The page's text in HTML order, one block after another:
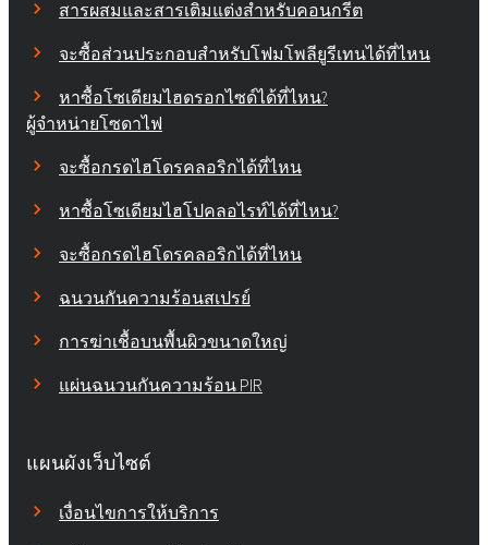
สารผสมและสารเติมแต่งสำหรับคอนกรีต
จะซื้อส่วนประกอบสำหรับโฟมโพลียูรีเทนได้ที่ไหน
หาซื้อโซเดียมไฮดรอกไซด์ได้ที่ไหน?
ผู้จำหน่ายโซดาไฟ
จะซื้อกรดไฮโดรคลอริกได้ที่ไหน
หาซื้อโซเดียมไฮโปคลอไรท์ได้ที่ไหน?
จะซื้อกรดไฮโดรคลอริกได้ที่ไหน
ฉนวนกันความร้อนสเปรย์
การฆ่าเชื้อบนพื้นผิวขนาดใหญ่
แผ่นฉนวนกันความร้อน PIR
แผนผังเว็บไซต์
เงื่อนไขการให้บริการ